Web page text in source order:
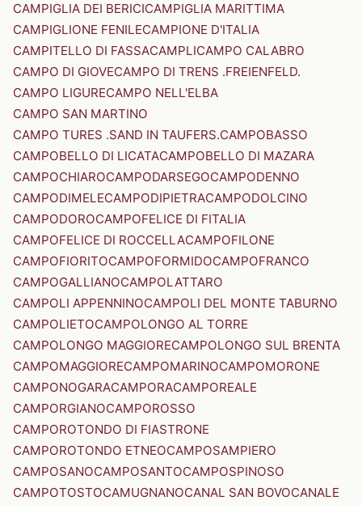
CAMPIGLIA DEI BERICICAMPIGLIA MARITTIMA
CAMPIGLIONE FENILECAMPIONE D'ITALIA
CAMPITELLO DI FASSACAMPLICAMPO CALABRO
CAMPO DI GIOVECAMPO DI TRENS .FREIENFELD.
CAMPO LIGURECAMPO NELL'ELBA
CAMPO SAN MARTINO
CAMPO TURES .SAND IN TAUFERS.CAMPOBASSO
CAMPOBELLO DI LICATACAMPOBELLO DI MAZARA
CAMPOCHIAROCAMPODARSEGOCAMPODENNO
CAMPODIMELECAMPODIPIETRACAMPODOLCINO
CAMPODOROCAMPOFELICE DI FITALIA
CAMPOFELICE DI ROCCELLACAMPOFILONE
CAMPOFIORITOCAMPOFORMIDOCAMPOFRANCO
CAMPOGALLIANOCAMPOLATTARO
CAMPOLI APPENNINOCAMPOLI DEL MONTE TABURNO
CAMPOLIETOCAMPOLONGO AL TORRE
CAMPOLONGO MAGGIORECAMPOLONGO SUL BRENTA
CAMPOMAGGIORECAMPOMARINOCAMPOMORONE
CAMPONOGARACAMPORACAMPOREALE
CAMPORGIANOCAMPOROSSO
CAMPOROTONDO DI FIASTRONE
CAMPOROTONDO ETNEOCAMPOSAMPIERO
CAMPOSANOCAMPOSANTOCAMPOSPINOSO
CAMPOTOSTOCAMUGNANOCANAL SAN BOVOCANALE